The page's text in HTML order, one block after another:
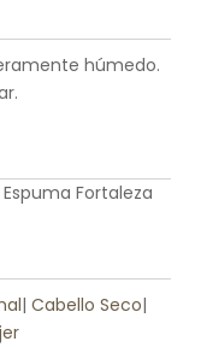
húmedo.
Fortaleza
| Cabello Seco|